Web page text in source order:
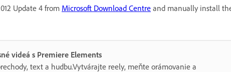
Update 4 from Microsoft Download Centre and manually install
videá s Premiere Elements
text a hudbu.Vytvárajte reely, meňte orámovanie a